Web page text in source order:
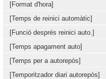
[Format d'hora]
[Temps de reinici automàtic]
[Funció després reinici auto.]
[Temps apagament auto]
[Temps per a autorepòs]
[Temporitzador diari autorepòs]